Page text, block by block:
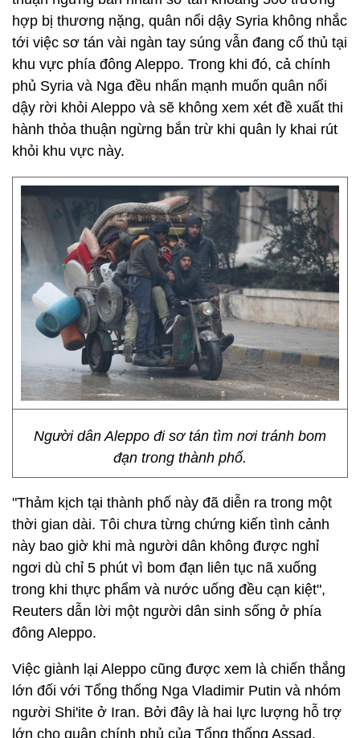
hợp bị thương nặng, quân nổi dậy Syria không nhắc
tới việc sơ tán vài ngàn tay súng vẫn đang cố thủ tại
khu vực phía đông Aleppo. Trong khi đó, cả chính
phủ Syria và Nga đều nhấn mạnh muốn quân nổi
dậy rời khỏi Aleppo và sẽ không xem xét đề xuất thi
hành thỏa thuận ngừng bắn trừ khi quân ly khai rút
khỏi khu vực này.
Người dân Aleppo đi sơ tán tìm nơi tránh bom
đạn trong thành phố.
"Thảm kịch tại thành phố này đã diễn ra trong một
thời gian dài. Tôi chưa từng chứng kiến tình cảnh
này bao giờ khi mà người dân không được nghỉ
ngơi dù chỉ 5 phút vì bom đạn liên tục nã xuống
trong khi thực phẩm và nước uống đều cạn kiệt",
Reuters dẫn lời một người dân sinh sống ở phía
đông Aleppo.
Việc giành lại Aleppo cũng được xem là chiến thắng
lớn đối với Tổng thống Nga Vladimir Putin và nhóm
người Shi'ite ở Iran. Bởi đây là hai lực lượng hỗ trợ
lớn cho quân chính phủ của Tổng thống Assad.